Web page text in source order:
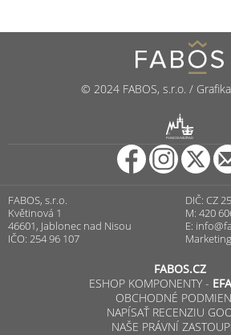
© 2024 FABOS, s.r.o. /
PUNCOVNÍ ÚŘAD
FABOS, s.r.o.
Květinová 1
46601, Jablonec nad Nisou
IČO: 254 96 107
DIČ: CZ
M: 420
E:
FABOS.CZ
ESHOP KOMPONENTY -
OBCHODNÉ
NAPÍSAŤ RECENZIU
NAŠE PRÁVNÍ